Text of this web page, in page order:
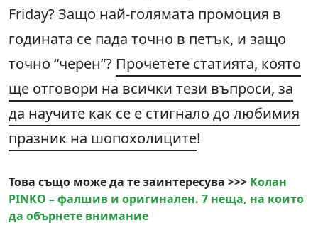
Friday? Защо най-голямата промоция в
годината се пада точно в петък, и защо
точно “черен”? Прочетете статията, която
ще отговори на всички тези въпроси, за
да научите как се е стигнало до любимия
празник на шопохолиците!
Това също може да те заинтересува >>> Колан
PINKO – фалшив и оригинален. 7 неща, на които
да обърнете внимание